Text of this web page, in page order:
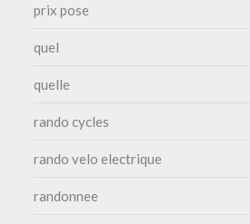
prix pose
quel
quelle
rando cycles
rando velo electrique
randonnee